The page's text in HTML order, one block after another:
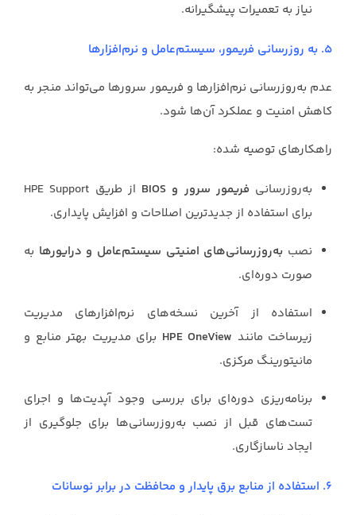
نیاز به تعمیرات پیشگیرانه.
5. به روزرسانی فریمور، سیستم‌عامل و نرم‌افزارها
عدم به‌روزرسانی نرم‌افزارها و فریمور سرورها می‌تواند منجر به
کاهش امنیت و عملکرد آن‌ها شود.
راهکارهای توصیه شده:
به‌روزرسانی فریمور سرور و BIOS
از طریق HPE Support
برای استفاده از جدیدترین اصلاحات و افزایش پایداری.
نصب به‌روزرسانی‌های امنیتی سیستم‌عامل و درایورها به
صورت دوره‌ای.
استفاده از آخرین نسخه‌های نرم‌افزارهای مدیریت
زیرساخت مانند HPE OneView برای مدیریت بهتر منابع و
مانیتورینگ مرکزی.
برنامه‌ریزی دوره‌ای برای بررسی وجود آپدیت‌ها و اجرای
تست‌های قبل از نصب به‌روزرسانی‌ها برای جلوگیری از
ایجاد ناسازگاری.
6. استفاده از منابع برق پایدار و محافظت در برابر نوسانات